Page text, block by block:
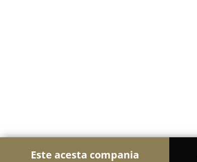
Este acesta compania